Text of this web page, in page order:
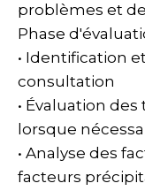
problèmes et
Phase
• Identification
consultation
• Évaluation
lorsque
• Analyse des
facteurs